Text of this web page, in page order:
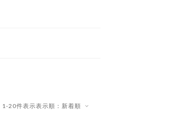
表示順：新着順
1-20件表示